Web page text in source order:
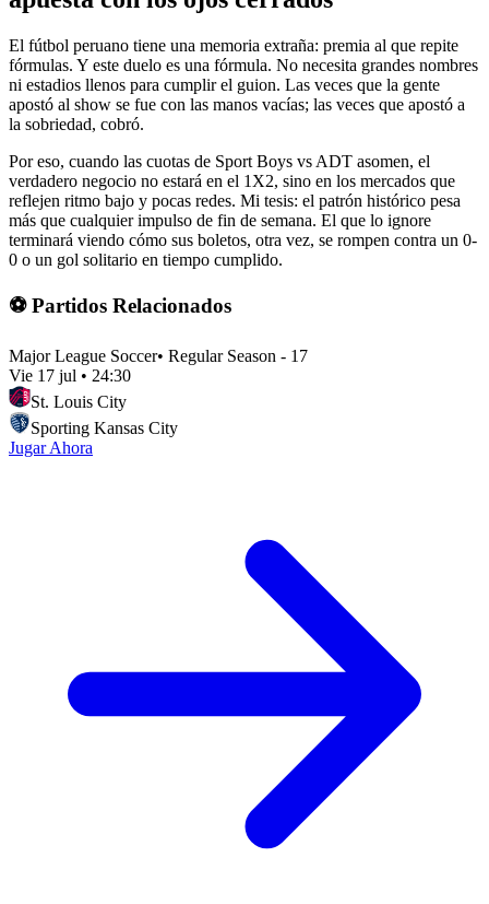
El fútbol peruano tiene una memoria extraña: premia al que repite
fórmulas. Y este duelo es una fórmula. No necesita grandes nombres
ni estadios llenos para cumplir el guion. Las veces que la gente
apostó al show se fue con las manos vacías; las veces que apostó a
la sobriedad, cobró.
Por eso, cuando las cuotas de Sport Boys vs ADT asomen, el
verdadero negocio no estará en el 1X2, sino en los mercados que
reflejen ritmo bajo y pocas redes. Mi tesis: el patrón histórico pesa
más que cualquier impulso de fin de semana. El que lo ignore
terminará viendo cómo sus boletos, otra vez, se rompen contra un 0-
0 o un gol solitario en tiempo cumplido.
⚽ Partidos Relacionados
Major League Soccer• Regular Season - 17
Vie 17 jul • 24:30
St. Louis City
Sporting Kansas City
Jugar Ahora